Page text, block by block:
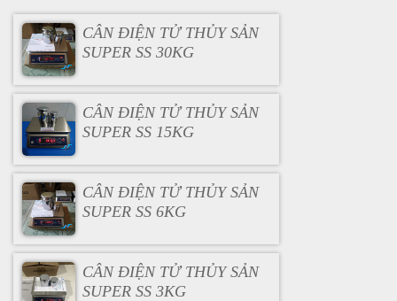
CÂN ĐIỆN TỬ THỦY SẢN
SUPER SS 30KG
CÂN ĐIỆN TỬ THỦY SẢN
SUPER SS 15KG
CÂN ĐIỆN TỬ THỦY SẢN
SUPER SS 6KG
CÂN ĐIỆN TỬ THỦY SẢN
SUPER SS 3KG